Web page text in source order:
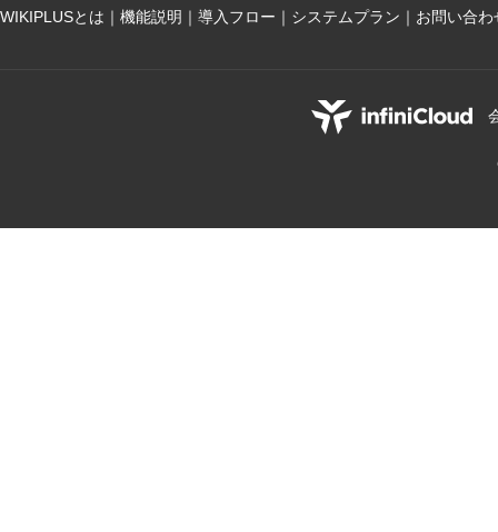
WIKIPLUSとは 機能説明 導入フロー システムプラン お問い合わ